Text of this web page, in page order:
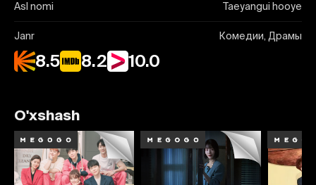
Asl nomi Taeyangui hooye
Janr Комедии, Драмы
8.5 8.2 10.0
O'xshash